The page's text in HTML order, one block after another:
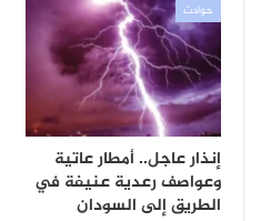
حوادث
إنذار عاجل.. أمطار عاتية
وعواصف رعدية عنيفة في
الطريق إلى السودان